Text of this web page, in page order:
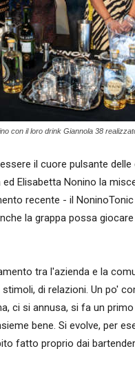
con il loro drink Giannola 38
il cuore pulsante
Elisabetta Nonino la
recente - il
la grappa possa
tra l'azienda e la
di relazioni. Un po'
ci si annusa, si fa un
bene. Si evolve, per
fatto proprio dai